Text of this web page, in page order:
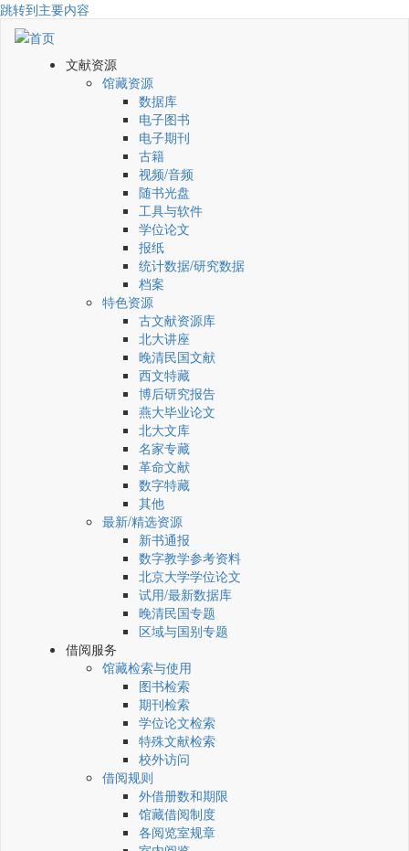
跳转到主要内容
文献资源
馆藏资源
数据库
电子图书
电子期刊
古籍
视频/音频
随书光盘
工具与软件
学位论文
报纸
统计数据/研究数据
档案
特色资源
古文献资源库
北大讲座
晚清民国文献
西文特藏
博后研究报告
燕大毕业论文
北大文库
名家专藏
革命文献
数字特藏
其他
最新/精选资源
新书通报
数字教学参考资料
北京大学学位论文
试用/最新数据库
晚清民国专题
区域与国别专题
借阅服务
馆藏检索与使用
图书检索
期刊检索
学位论文检索
特殊文献检索
校外访问
借阅规则
外借册数和期限
馆藏借阅制度
各阅览室规章